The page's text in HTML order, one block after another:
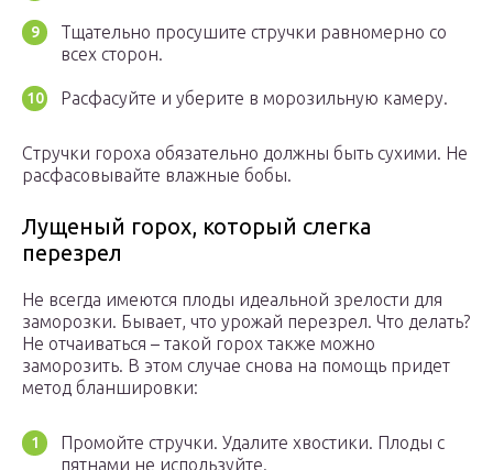
Тщательно просушите стручки равномерно со
всех сторон.
Расфасуйте и уберите в морозильную камеру.
Стручки гороха обязательно должны быть сухими. Не
расфасовывайте влажные бобы.
Лущеный горох, который слегка
перезрел
Не всегда имеются плоды идеальной зрелости для
заморозки. Бывает, что урожай перезрел. Что делать?
Не отчаиваться – такой горох также можно
заморозить. В этом случае снова на помощь придет
метод бланшировки:
Промойте стручки. Удалите хвостики. Плоды с
пятнами не используйте.